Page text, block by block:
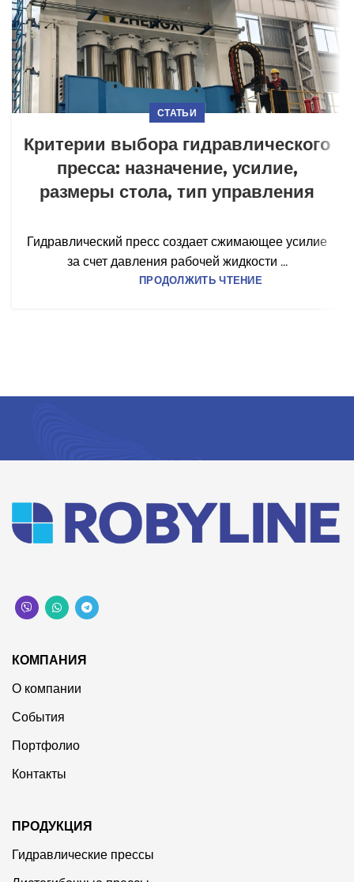
СТАТЬИ
Критерии выбора гидравлического
пресса: назначение, усилие,
размеры стола, тип управления
Гидравлический пресс создает сжимающее усилие
за счет давления рабочей жидкости ...
ПРОДОЛЖИТЬ ЧТЕНИЕ
КОМПАНИЯ
О компании
События
Портфолио
Контакты
ПРОДУКЦИЯ
Гидравлические прессы